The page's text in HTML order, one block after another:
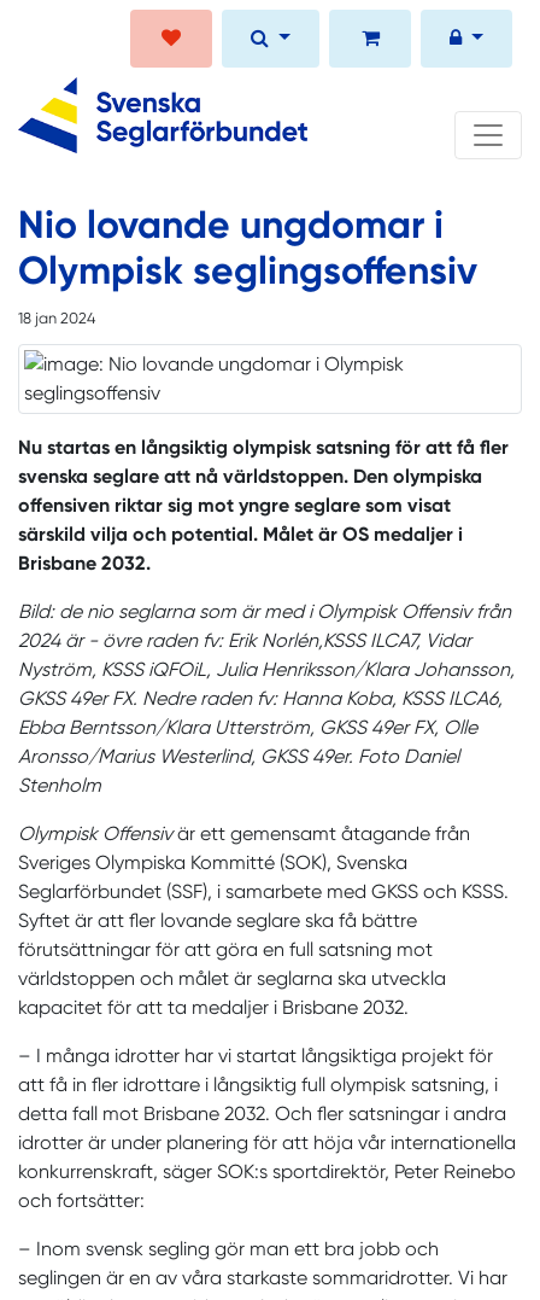
Nio lovande ungdomar i
Olympisk seglingsoffensiv
18 jan 2024
Nu startas en långsiktig olympisk satsning för att få fler
svenska seglare att nå världstoppen. Den olympiska
offensiven riktar sig mot yngre seglare som visat
särskild vilja och potential. Målet är OS medaljer i
Brisbane 2032.
Bild: de nio seglarna som är med i Olympisk Offensiv från
2024 är - övre raden fv: Erik Norlén,KSSS ILCA7, Vidar
Nyström, KSSS iQFOiL, Julia Henriksson/Klara Johansson,
GKSS 49er FX. Nedre raden fv: Hanna Koba, KSSS ILCA6,
Ebba Berntsson/Klara Utterström, GKSS 49er FX, Olle
Aronsso/Marius Westerlind, GKSS 49er. Foto Daniel
Stenholm
Olympisk Offensivär ett gemensamt åtagande från
Sveriges Olympiska Kommitté (SOK), Svenska
Seglarförbundet (SSF), i samarbete med GKSS och KSSS.
Syftet är att fler lovande seglare ska få bättre
förutsättningar för att göra en full satsning mot
världstoppen och målet är seglarna ska utveckla
kapacitet för att ta medaljer i Brisbane 2032.
– I många idrotter har vi startat långsiktiga projekt för
att få in fler idrottare i långsiktig full olympisk satsning, i
detta fall mot Brisbane 2032. Och fler satsningar i andra
idrotter är under planering för att höja vår internationella
konkurrenskraft, säger SOK:s sportdirektör, Peter Reinebo
och fortsätter:
– Inom svensk segling gör man ett bra jobb och
seglingen är en av våra starkaste sommaridrotter. Vi har